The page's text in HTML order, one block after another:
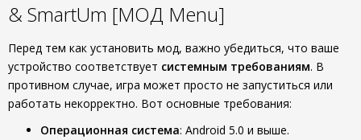
& SmartUm [МОД Menu]
Перед тем как установить мод, важно убедиться, что ваше
устройство соответствует системным требованиям. В
противном случае, игра может просто не запуститься или
работать некорректно. Вот основные требования:
Операционная система: Android 5.0 и выше.